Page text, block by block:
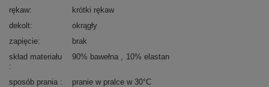
rękaw
krótki rękaw
dekolt
okrągły
zapięcie
brak
skład materiału
90% bawełna 10% elastan
sposób prania pranie w pralce w 30°C